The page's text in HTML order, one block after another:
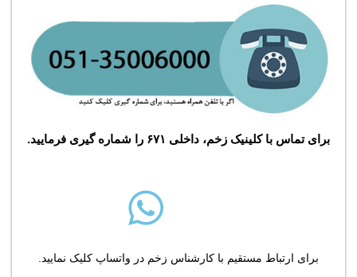
برای تماس با کلینیک زخم، داخلی ۶۷۱ را شماره گیری فرمایید.
برای ارتباط مستقیم با کارشناس زخم در واتساپ کلیک نمایید.